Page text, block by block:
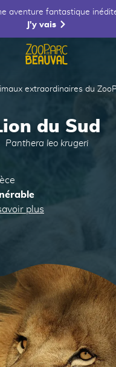
aventure fantastique
J'y vais
extraordinaires du
du Sud
Panthera leo krugeri
plus